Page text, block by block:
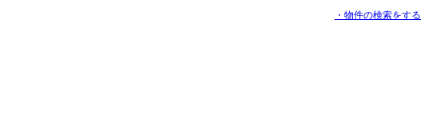
・物件の検索をする